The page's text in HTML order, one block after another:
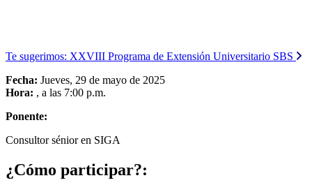
Te sugerimos: XXVIII Programa de Extensión Universitario SBS
Fecha: Jueves, 29 de mayo de 2025
Hora: , a las 7:00 p.m.
Ponente:
Consultor sénior en SIGA
¿Cómo participar?: